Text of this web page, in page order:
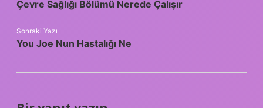
Çevre Sağlığı Bölümü Nerede Çalışır
Sonraki Yazı
You Joe Nun Hastalığı Ne